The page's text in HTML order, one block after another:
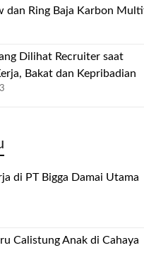
dan Ring Baja Karbon
Dilihat Recruiter saat
Bakat dan Kepribadian
di PT Bigga Damai Utama
Calistung Anak di Cahaya